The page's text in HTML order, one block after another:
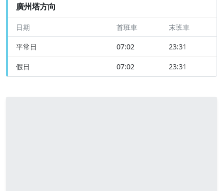
廣州塔方向
日期 首班車 末班車
平常日 07:02 23:31
假日 07:02 23:31